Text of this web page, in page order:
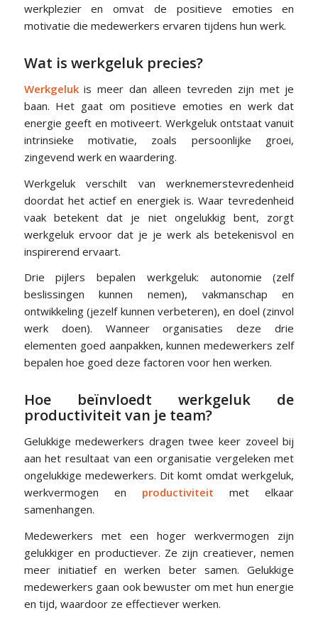
werkplezier en omvat de positieve emoties en
motivatie die medewerkers ervaren tijdens hun werk.
Wat is werkgeluk precies?
Werkgelukis meer dan alleen tevreden zijn met je
baan. Het gaat om positieve emoties en werk dat
energie geeft en motiveert. Werkgeluk ontstaat vanuit
intrinsieke motivatie, zoals persoonlijke groei,
zingevend werk en waardering.
Werkgeluk verschilt van werknemerstevredenheid
doordat het actief en energiek is. Waar tevredenheid
vaak betekent dat je niet ongelukkig bent, zorgt
werkgeluk ervoor dat je je werk als betekenisvol en
inspirerend ervaart.
Drie pijlers bepalen werkgeluk: autonomie (zelf
beslissingen kunnen nemen), vakmanschap en
ontwikkeling (jezelf kunnen verbeteren), en doel (zinvol
werk doen). Wanneer organisaties deze drie
elementen goed aanpakken, kunnen medewerkers zelf
bepalen hoe goed deze factoren voor hen werken.
Hoe beïnvloedt werkgeluk de
productiviteit van je team?
Gelukkige medewerkers dragen twee keer zoveel bij
aan het resultaat van een organisatie vergeleken met
ongelukkige medewerkers. Dit komt omdat werkgeluk,
werkvermogen en productiviteit met elkaar
samenhangen.
Medewerkers met een hoger werkvermogen zijn
gelukkiger en productiever. Ze zijn creatiever, nemen
meer initiatief en werken beter samen. Gelukkige
medewerkers gaan ook bewuster om met hun energie
en tijd, waardoor ze effectiever werken.